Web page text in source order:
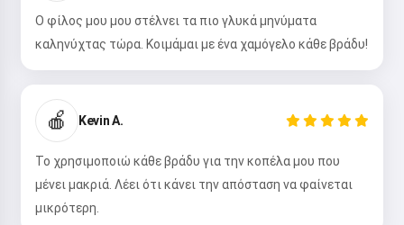
Ο φίλος μου μου στέλνει τα πιο γλυκά μηνύματα
καληνύχτας τώρα. Κοιμάμαι με ένα χαμόγελο κάθε βράδυ!
🍎 Kevin A.
Το χρησιμοποιώ κάθε βράδυ για την κοπέλα μου που
μένει μακριά. Λέει ότι κάνει την απόσταση να φαίνεται
μικρότερη.